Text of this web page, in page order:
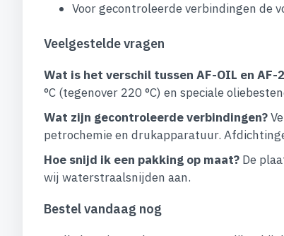
Voor gecontroleerde verbindingen de
Veelgestelde vragen
Wat is het verschil tussen AF-OIL en AF-
°C (tegenover 220 °C) en speciale
Wat zijn gecontroleerde verbindingen?
petrochemie en drukapparatuur.
Hoe snijd ik een pakking op maat? De
wij waterstraalsnijden aan.
Bestel vandaag nog